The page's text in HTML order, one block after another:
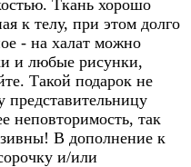
Ткань хорошо
к телу, при этом долго
- на халат можно
и любые рисунки,
Такой подарок не
представительницу
неповторимость, так
В дополнение к
и/или